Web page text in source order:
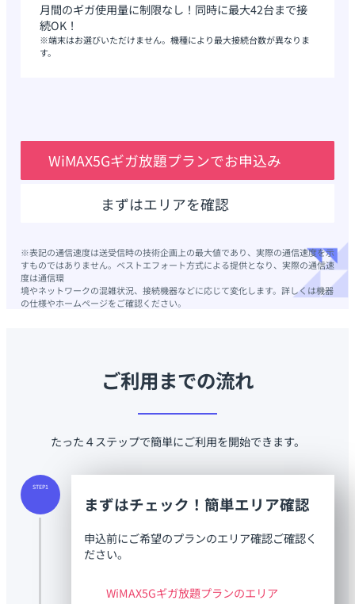
月間のギガ使用量に制限なし！同時に最大42台まで接
続OK！
※端末はお選びいただけません。機種により最大接続台数が異なりま
す。
WiMAX5Gギガ放題プランでお申込み
まずはエリアを確認
※表記の通信速度は送受信時の技術企画上の最大値であり、実際の通信速度を示
すものではありません。ベストエフォート方式による提供となり、実際の通信速
度は通信環
境やネットワークの混雑状況、接続機器などに応じて変化します。詳しくは機器
の仕様やホームページをご確認ください。
ご利用までの流れ
たった４ステップで簡単にご利用を開始できます。
まずはチェック！簡単エリア確認
申込前にご希望のプランのエリア確認ご確認く
ださい。
WiMAX5Gギガ放題プランのエリア
STEP1